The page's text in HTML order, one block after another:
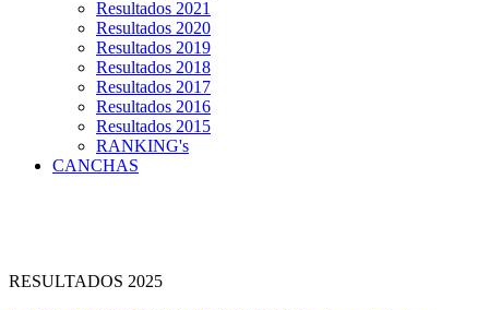
Resultados 2021
Resultados 2020
Resultados 2019
Resultados 2018
Resultados 2017
Resultados 2016
Resultados 2015
RANKING's
CANCHAS
RESULTADOS 2025